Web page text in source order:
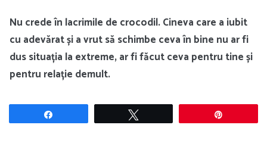
Nu crede în lacrimile de crocodil. Cineva care a iubit
cu adevărat și a vrut să schimbe ceva în bine nu ar fi
dus situația la extreme, ar fi făcut ceva pentru tine și
pentru relație demult.